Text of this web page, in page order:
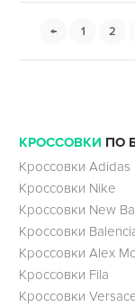
← 1 2
КРОССОВКИ ПО
Кроссовки Adidas
Кроссовки Nike
Кроссовки New
Кроссовки
Кроссовки Alex
Кроссовки Fila
Кроссовки